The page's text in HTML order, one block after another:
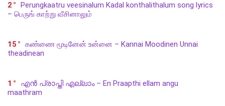
2
Perungkaatru veesinalum Kadal konthalithalum song lyrics
– பெருங் காற்று வீசினாலும்
15
கண்ணை மூடினேன் உன்னை – Kannai Moodinen Unnai
theadinean
1
എൻ പ്രാപ്തി എല്ലാം – En Praapthi ellam angu
maathram